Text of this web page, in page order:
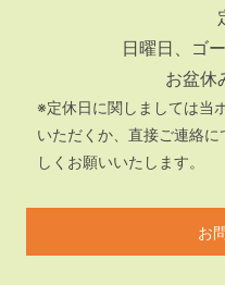
日曜日、ゴ
お盆休
※定休日に関しましては当
いただくか、 直接ご連絡に
しくお願いいたします。
お